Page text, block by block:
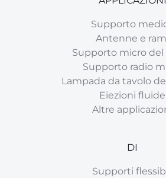
Supporto
Antenne e
Supporto micro del
Supporto radio
Lampada da tavolo
Eiezioni fluide
Altre
DI
Supporti